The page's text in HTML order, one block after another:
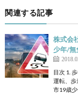
関連する記事
株式会
少年/無
目次 1.
運転、歩
市19歳